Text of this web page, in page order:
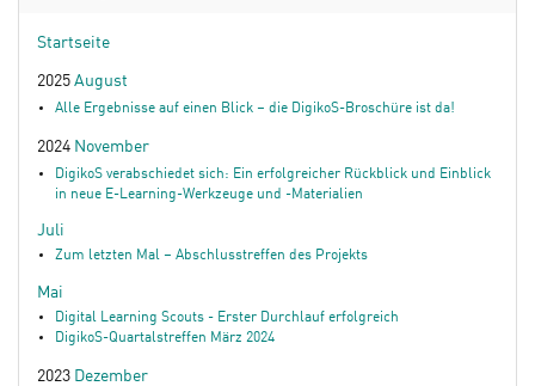
Startseite
2025 August
Alle Ergebnisse auf einen Blick – die DigikoS-Broschüre ist da!
2024 November
DigikoS verabschiedet sich: Ein erfolgreicher Rückblick und Einblick
in neue E-Learning-Werkzeuge und -Materialien
Juli
Zum letzten Mal – Abschlusstreffen des Projekts
Mai
Digital Learning Scouts - Erster Durchlauf erfolgreich
DigikoS-Quartalstreffen März 2024
2023 Dezember